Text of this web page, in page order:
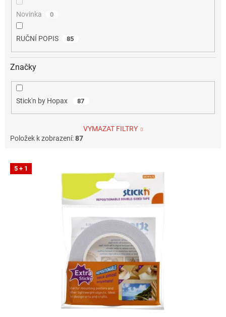
Novinka 0
RUČNÍ POPIS 85
Značky
Stick'n by Hopax 87
VYMAZAT FILTRY
Položek k zobrazení:87
V 5 + 1